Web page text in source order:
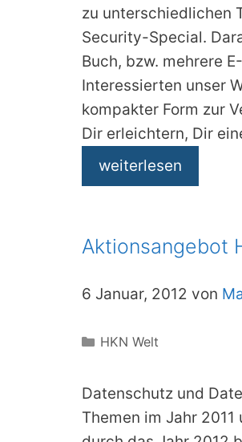
zu unterschiedlichen
Security-Special.
Buch, bzw. mehrere
Interessierten unser
kompakter Form zur
Dir erleichtern, Dir
weiterlesen
Aktionsangebot
6 Januar, 2012 von
Kategorien
HKN Welt
Datenschutz und
Themen im Jahr